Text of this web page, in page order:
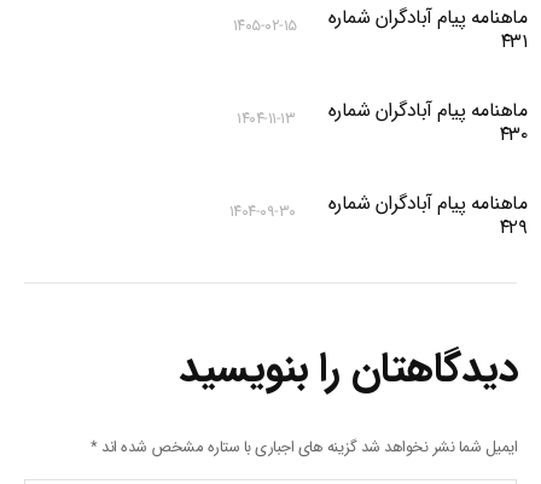
ماهنامه پیام آبادگران شماره
۴۳۱
۱۴۰۵-۰۲-۱۵
ماهنامه پیام آبادگران شماره
۴۳۰
۱۴۰۴-۱۱-۱۳
ماهنامه پیام آبادگران شماره
۴۲۹
۱۴۰۴-۰۹-۳۰
دیدگاهتان را بنویسید
ایمیل شما نشر نخواهد شد گزینه های اجباری با ستاره مشخص شده اند*